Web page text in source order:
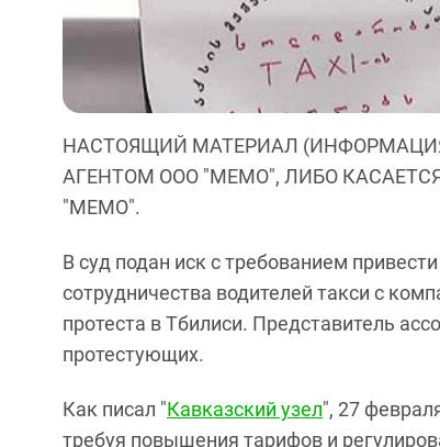
НАСТОЯЩИЙ МАТЕРИАЛ
АГЕНТОМ ООО "МЕМО", ЛИБО
"МЕМО".
В суд подан иск с требованием
сотрудничества водителей такси с
протеста в Тбилиси. Представитель
протестующих.
Как писал "Кавказский узел", 27
требуя повышения тарифов и